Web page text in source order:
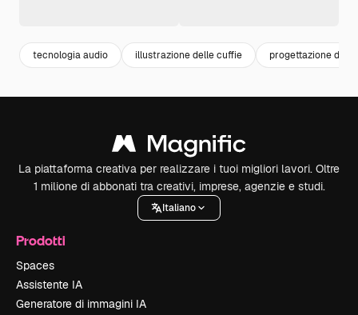
tecnologia audio illustrazione delle cuffie progettazione
La piattaforma creativa per realizzare i tuoi migliori lavori. Oltre
1 milione di abbonati tra creativi, imprese, agenzie e studi.
Italiano
Prodotti
Spaces
Assistente IA
Generatore di immagini IA